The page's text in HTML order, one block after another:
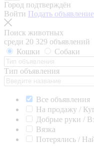
Город подтверждён
Войти Подать объявление
Поиск животных
среди 20 329 объявлений
Кошки
Собаки
Тип объявления
Все объявления
На продажу /
Добрые руки /
Вязка
Потерялись /